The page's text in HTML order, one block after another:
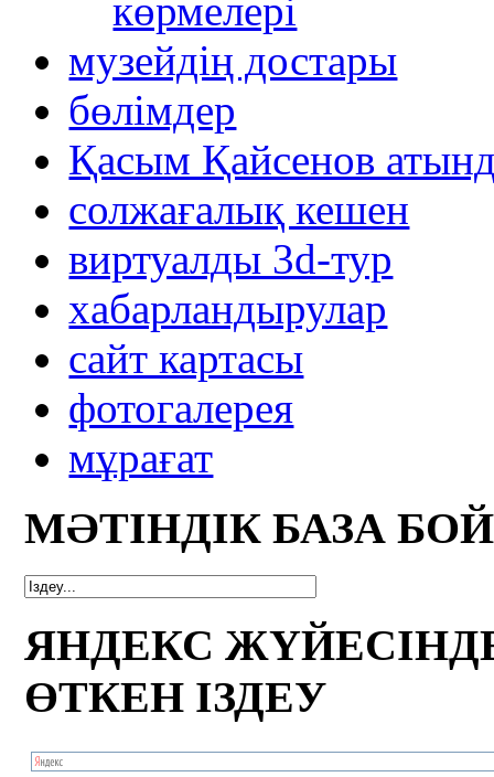
көрмелері
музейдің достары
бөлімдер
Қасым Қайсенов
солжағалық кешен
виртуалды 3d-тур
xабарландырулар
сайт картасы
фотогалерея
мұрағат
МӘТІНДІК БАЗА
ЯНДЕКС
ӨТКЕН ІЗДЕУ